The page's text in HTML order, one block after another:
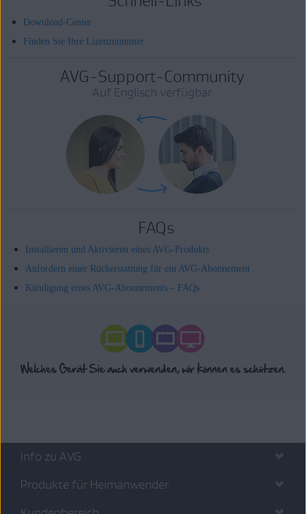
Download-Center
Finden Sie Ihre Lizenznummer
AVG-Support-Community
Auf Englisch verfügbar
FAQs
Installieren und Aktivieren eines AVG-Produkts
Anfordern einer Rückerstattung für ein AVG-Abonnement
Kündigung eines AVG-Abonnements – FAQs
Info zu AVG
Produkte für Heimanwender